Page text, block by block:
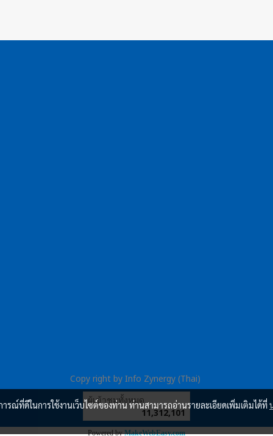
Copy right by Info Zynergy (Thai)
ผู้เข้าชมวันนี้ 167
Powered byMakeWebEasy.com
ณ์ที่ดีในการใช้งานเว็บไซต์ของท่าน ท่านสามารถอ่านรายละเอียดเพิ่มเติมได้ที่